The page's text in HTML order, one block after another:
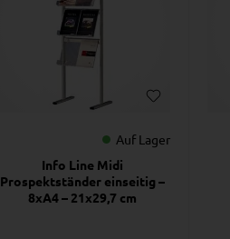
Auf Lager
Info Line Midi
Prospektständer einseitig –
8xA4 – 21x29,7 cm